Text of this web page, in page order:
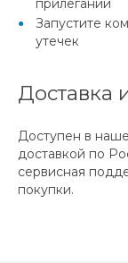
прилегании
Запустите
утечек
Доставка
Доступен в
доставкой по
сервисная
покупки.